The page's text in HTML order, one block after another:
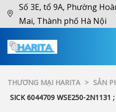
Số 3E, tổ 9A, Phường
Mai, Thành phố Hà Nội
THƯƠNG MẠI HARITA > SẢN
SICK 6044709 WSE250-2N1131